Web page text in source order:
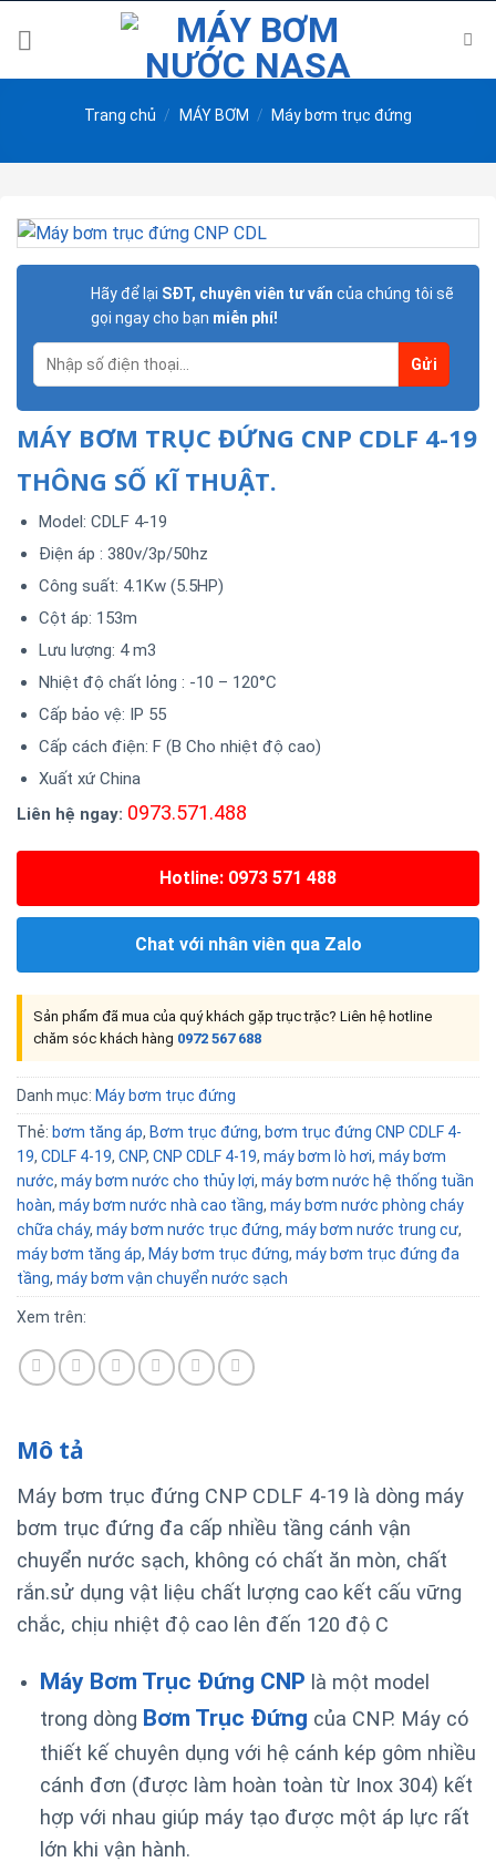
Trang chủ / MÁY BƠM / Máy bơm trục đứng
Hãy để lại SĐT, chuyên viên tư vấn của chúng tôi sẽ
gọi ngay cho bạn miễn phí!
MÁY BƠM TRỤC ĐỨNG CNP CDLF 4-19
THÔNG SỐ KĨ THUẬT.
Model: CDLF 4-19
Điện áp : 380v/3p/50hz
Công suất: 4.1Kw (5.5HP)
Cột áp: 153m
Lưu lượng: 4 m3
Nhiệt độ chất lỏng : -10 – 120°C
Cấp bảo vệ: IP 55
Cấp cách điện: F (B Cho nhiệt độ cao)
Xuất xứ China
Liên hệ ngay: 0973.571.488
Hotline: 0973 571 488
Chat với nhân viên qua Zalo
Sản phẩm đã mua của quý khách gặp trục trặc? Liên hệ hotline
chăm sóc khách hàng 0972 567 688
Danh mục: Máy bơm trục đứng
Thẻ: bơm tăng áp, Bơm trục đứng, bơm trục đứng CNP CDLF 4-
19, CDLF 4-19, CNP, CNP CDLF 4-19, máy bơm lò hơi, máy bơm
nước, máy bơm nước cho thủy lợi, máy bơm nước hệ thống tuần
hoàn, máy bơm nước nhà cao tầng, máy bơm nước phòng cháy
chữa cháy, máy bơm nước trục đứng, máy bơm nước trung cư,
máy bơm tăng áp, Máy bơm trục đứng, máy bơm trục đứng đa
tầng, máy bơm vận chuyển nước sạch
Xem trên:
Mô tả
Máy bơm trục đứng CNP CDLF 4-19 là dòng máy
bơm trục đứng đa cấp nhiều tầng cánh vận
chuyển nước sạch, không có chất ăn mòn, chất
rắn.sử dụng vật liệu chất lượng cao kết cấu vững
chắc, chịu nhiệt độ cao lên đến 120 độ C
Máy Bơm Trục Đứng CNP là một model
trong dòng Bơm Trục Đứng của CNP. Máy có
thiết kế chuyên dụng với hệ cánh kép gôm nhiều
cánh đơn (được làm hoàn toàn từ Inox 304) kết
hợp với nhau giúp máy tạo được một áp lực rất
lớn khi vận hành.